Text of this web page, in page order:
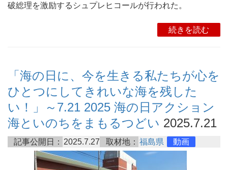
破総理を激励するシュプレヒコールが行われた。
続きを読む
「海の日に、今を生きる私たちが心を
ひとつにしてきれいな海を残した
い！」～7.21 2025 海の日アクション
海といのちをまもるつどい 2025.7.21
記事公開日： 2025.7.27 取材地： 福島県 動画